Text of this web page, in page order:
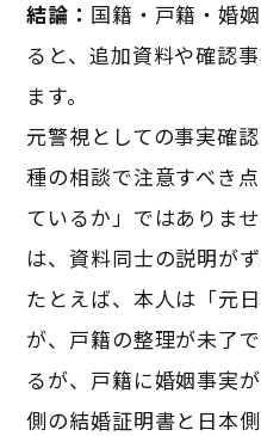
結論： 国籍・戸籍・婚
ると、追加資料や確認
ます。
元警視としての事実確
種の相談で注意すべき
ているか」ではありま
は、資料同士の説明がず
たとえば、本人は「元
が、戸籍の整理が未了
るが、戸籍に婚姻事実
側の結婚証明書と日本